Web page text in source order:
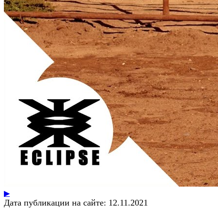
▶
Дата публикации на сайте: 12.11.2021